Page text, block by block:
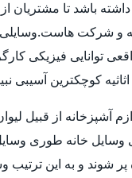
باشد تا
و شرکت
توانایی فیزیکی
کوچکترین آسیبی
آشپزخانه از قبیل
خانه طوری
پر شوند و به